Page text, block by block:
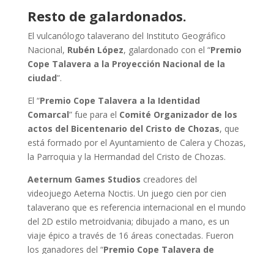
Resto de galardonados.
El vulcanólogo talaverano del Instituto Geográfico
Nacional, Rubén López, galardonado con el “Premio
Cope Talavera a la Proyección Nacional de la
ciudad”.
El “Premio Cope Talavera a la Identidad
Comarcal” fue para el Comité Organizador de los
actos del Bicentenario del Cristo de Chozas, que
está formado por el Ayuntamiento de Calera y Chozas,
la Parroquia y la Hermandad del Cristo de Chozas.
Aeternum Games Studios creadores del
videojuego Aeterna Noctis. Un juego cien por cien
talaverano que es referencia internacional en el mundo
del 2D estilo metroidvania; dibujado a mano, es un
viaje épico a través de 16 áreas conectadas. Fueron
los ganadores del “Premio Cope Talavera de